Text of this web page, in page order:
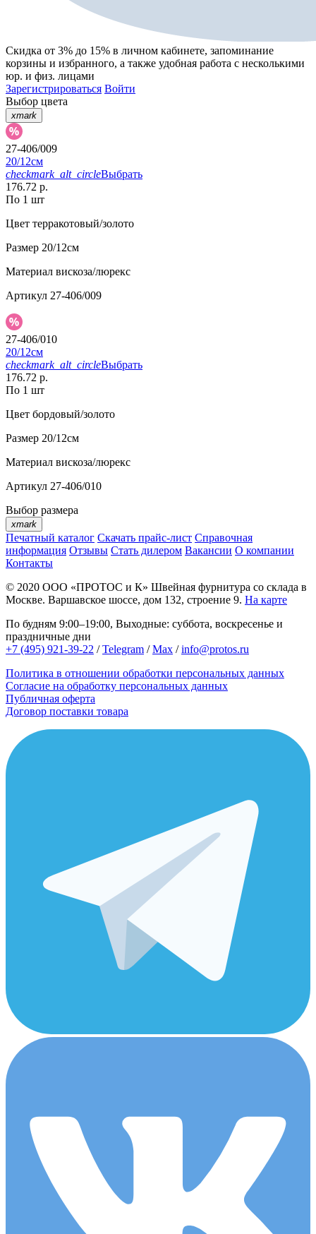
Скидка от 3% до 15% в личном кабинете, запоминание
корзины и избранного, а также удобная работа с несколькими
юр. и физ. лицами
Зарегистрироваться Войти
Выбор цвета
xmark
27-406/009
20/12см
checkmark_alt_circleВыбрать
176.72 р.
По 1 шт
Цвет терракотовый/золото
Размер 20/12см
Материал вискоза/люрекс
Артикул 27-406/009
27-406/010
20/12см
checkmark_alt_circleВыбрать
176.72 р.
По 1 шт
Цвет бордовый/золото
Размер 20/12см
Материал вискоза/люрекс
Артикул 27-406/010
Выбор размера
xmark
Печатный каталог Скачать прайс-лист Справочная
информация Отзывы Стать дилером Вакансии О компании
Контакты
© 2020 ООО «ПРОТОС и К» Швейная фурнитура со склада в
Москве. Варшавское шоссе, дом 132, строение 9. На карте
По будням 9:00–19:00, Выходные: суббота, воскресенье и
праздничные дни
+7 (495) 921-39-22 /Telegram /Max /info@protos.ru
Политика в отношении обработки персональных данных
Согласие на обработку персональных данных
Публичная оферта
Договор поставки товара